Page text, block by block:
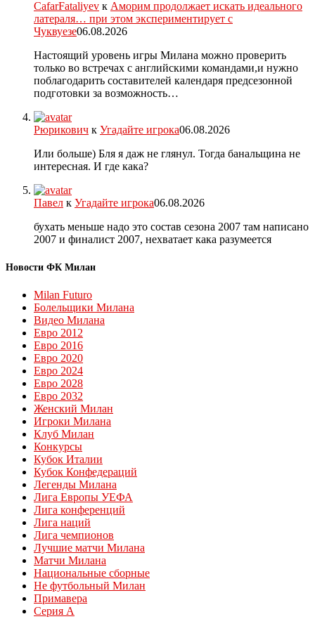
CafarFataliyev к Аморим продолжает искать идеального
латераля… при этом экспериментирует с
Чуквуезе06.08.2026
Настоящий уровень игры Милана можно проверить
только во встречах с английскими командами,и нужно
поблагодарить составителей календаря предсезонной
подготовки за возможность…
Рюрикович к Угадайте игрока06.08.2026
Или больше) Бля я даж не глянул. Тогда банальщина не
интересная. И где кака?
Павел к Угадайте игрока06.08.2026
бухать меньше надо это состав сезона 2007 там написано
2007 и финалист 2007, нехватает кака разумеется
Новости ФК Милан
Milan Futuro
Болельщики Милана
Видео Милана
Евро 2012
Евро 2016
Евро 2020
Евро 2024
Евро 2028
Евро 2032
Женский Милан
Игроки Милана
Клуб Милан
Конкурсы
Кубок Италии
Кубок Конфедераций
Легенды Милана
Лига Европы УЕФА
Лига конференций
Лига наций
Лига чемпионов
Лучшие матчи Милана
Матчи Милана
Национальные сборные
Не футбольный Милан
Примавера
Серия А